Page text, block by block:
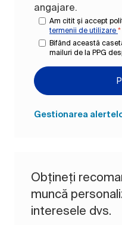
angajare.
Am citit și accept
termenii de utilizare *
Bifând această
mailuri de la PPG
Gestionarea
Obțineți
muncă
interesele dvs.